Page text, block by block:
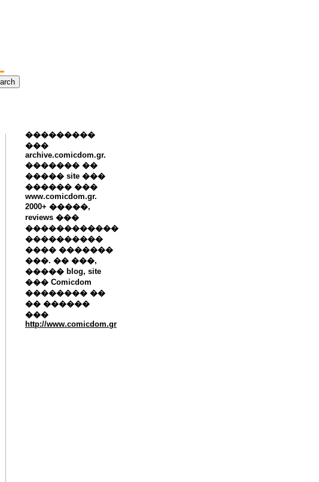
���������
���
archive.comicdom.gr.
������� ��
����� site ���
������ ���
www.comicdom.gr.
2000+ �����,
reviews ���
������������
����������
���� �������
���. �� ���,
����� blog, site
��� Comicdom
�������� ��
�� ������
���
http://www.comicdom.gr